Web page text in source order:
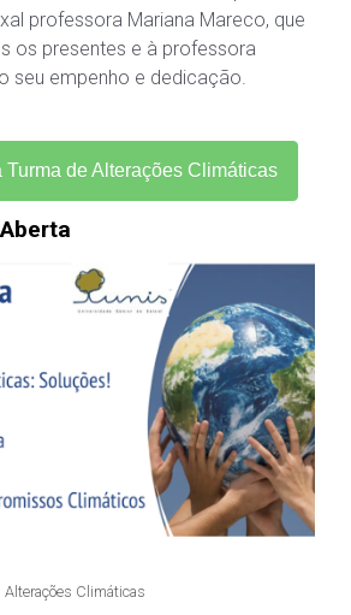
professora Mariana Mareco, que
os presentes e à professora
seu empenho e dedicação.
Turma de Alterações Climáticas
Alterações Climáticas